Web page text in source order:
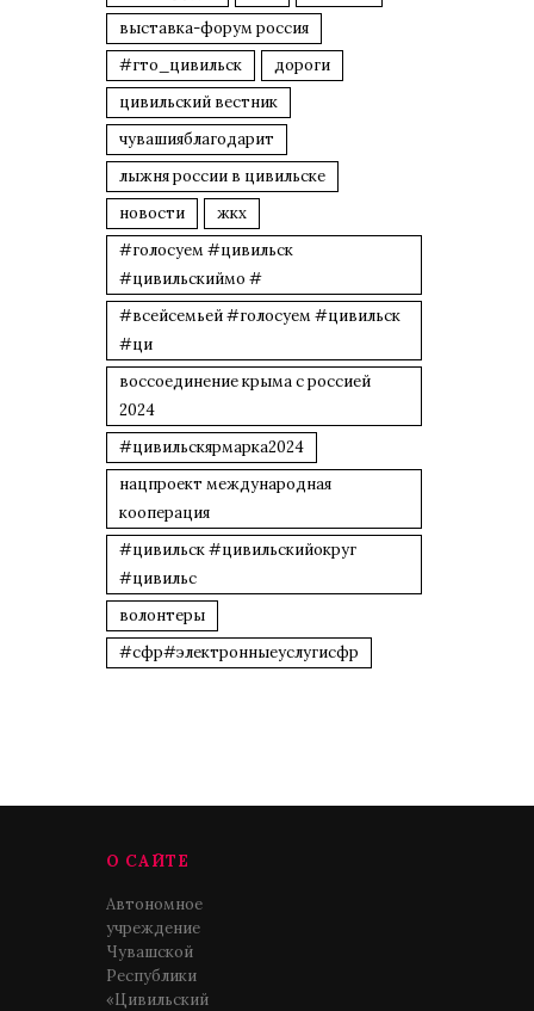
выставка-форум россия
#гто_цивильск
дороги
цивильский вестник
чувашияблагодарит
лыжня россии в цивильске
новости
жкх
#голосуем #цивильск
#цивильскиймо #
#всейсемьей #голосуем #цивильск
#ци
воссоединение крыма с россией
2024
#цивильскярмарка2024
нацпроект международная
кооперация
#цивильск #цивильскийокруг
#цивильс
волонтеры
#сфр#электронныеуслугисфр
О САЙТЕ
Автономное
учреждение
Чувашской
Республики
«Цивильский